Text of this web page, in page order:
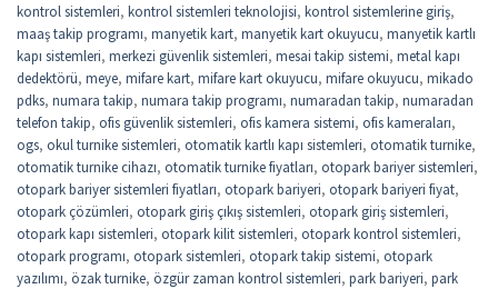
kontrol sistemleri, kontrol sistemleri teknolojisi, kontrol sistemlerine giriş,
maaş takip programı, manyetik kart, manyetik kart okuyucu, manyetik kartlı
kapı sistemleri, merkezi güvenlik sistemleri, mesai takip sistemi, metal kapı
dedektörü, meye, mifare kart, mifare kart okuyucu, mifare okuyucu, mikado
pdks, numara takip, numara takip programı, numaradan takip, numaradan
telefon takip, ofis güvenlik sistemleri, ofis kamera sistemi, ofis kameraları,
ogs, okul turnike sistemleri, otomatik kartlı kapı sistemleri, otomatik turnike,
otomatik turnike cihazı, otomatik turnike fiyatları, otopark bariyer sistemleri,
otopark bariyer sistemleri fiyatları, otopark bariyeri, otopark bariyeri fiyat,
otopark çözümleri, otopark giriş çıkış sistemleri, otopark giriş sistemleri,
otopark kapı sistemleri, otopark kilit sistemleri, otopark kontrol sistemleri,
otopark programı, otopark sistemleri, otopark takip sistemi, otopark
yazılımı, özak turnike, özgür zaman kontrol sistemleri, park bariyeri, park